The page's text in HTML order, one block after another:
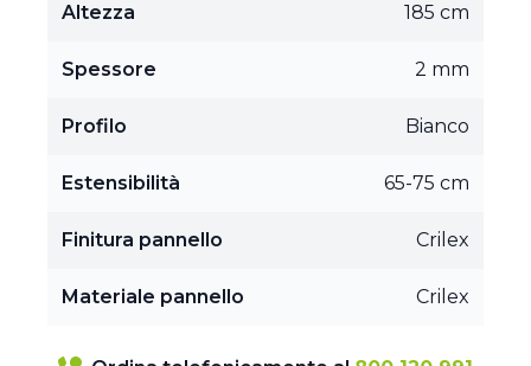
Altezza 185 cm
Spessore 2 mm
Profilo Bianco
Estensibilità 65-75 cm
Finitura pannello Crilex
Materiale pannello Crilex